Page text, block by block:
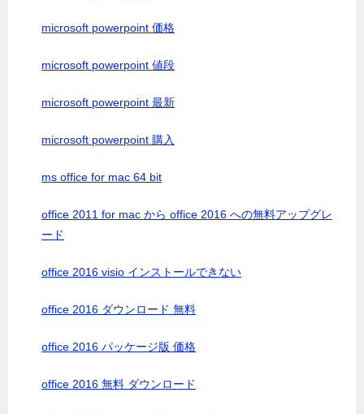
microsoft powerpoint 価格
microsoft powerpoint 値段
microsoft powerpoint 最新
microsoft powerpoint 購入
ms office for mac 64 bit
office 2011 for mac から office 2016 への無料アップグレ
ード
office 2016 visio インストールできない
office 2016 ダウンロード 無料
office 2016 パッケージ版 価格
office 2016 無料 ダウンロード